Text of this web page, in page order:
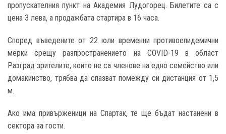
пропускателния пункт на Академия Лудогорец. Билетите са с
цена 3 лева, а продажбата стартира в 16 часа.
Според въведените от 22 юли временни противоепидемични
мерки срещу разпространението на COVID-19 в област
Разград зрителите, които не са членове на едно семейство или
домакинство, трябва да спазват помежду си дистанция от 1,5
м.
Ако има привърженици на Спартак, те ще бъдат настанени в
сектора за гости.